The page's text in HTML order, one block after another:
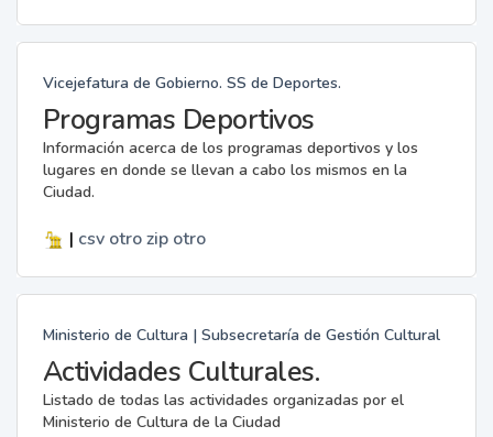
Vicejefatura de Gobierno. SS de Deportes.
Programas Deportivos
Información acerca de los programas deportivos y los
lugares en donde se llevan a cabo los mismos en la
Ciudad.
| csv otro zip otro
Ministerio de Cultura | Subsecretaría de Gestión Cultural
Actividades Culturales.
Listado de todas las actividades organizadas por el
Ministerio de Cultura de la Ciudad